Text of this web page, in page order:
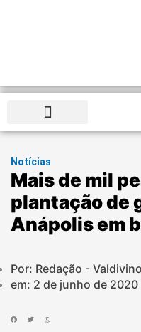
Notícias
Mais de mil
plantação de
Anápolis em
Por: Redação -
em: 2 de junho de 2020